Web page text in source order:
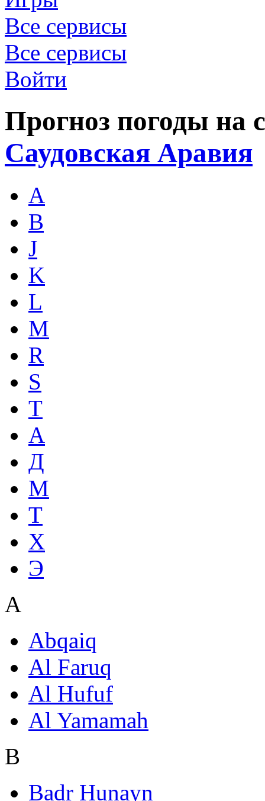
Все сервисы
Все сервисы
Войти
Прогноз погоды на
Саудовская Аравия
A
B
J
K
L
M
R
S
T
А
Д
М
Т
Х
Э
A
Abqaiq
Al Faruq
Al Hufuf
Al Yamamah
B
Badr Hunayn